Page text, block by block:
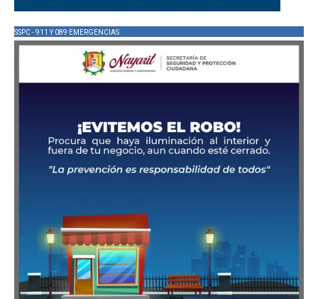
SSPC - 911 Y 089 EMERGENCIAS